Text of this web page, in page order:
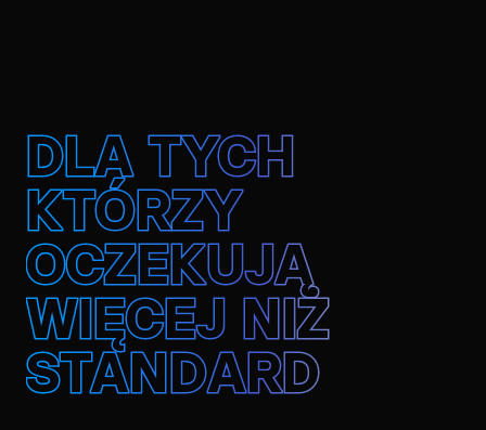
DLA TYCH
KTÓRZY
OCZEKUJĄ
WIĘCEJ NIŻ
STANDARD